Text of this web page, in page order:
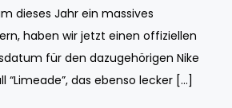
dieses Jahr ein massives
haben wir jetzt einen offiziellen
für den dazugehörigen Nike
“Limeade”, das ebenso lecker […]